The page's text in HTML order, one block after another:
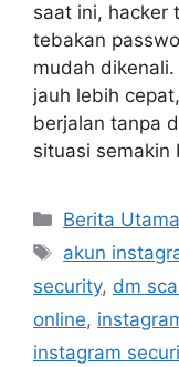
saat ini, hacker
tebakan
mudah
jauh lebih
berjalan tanpa
situasi
C
a
e
g
o
Berita Utama
T
a
s
akun
security, dm
online,
instagram